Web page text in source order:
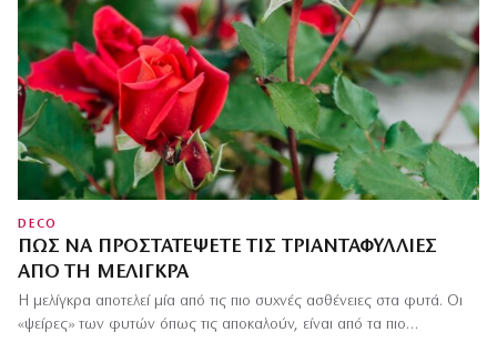
DECO
ΠΏΣ ΝΑ ΠΡΟΣΤΑΤΈΨΕΤΕ ΤΙΣ ΤΡΙΑΝΤΑΦΥΛΛΙΈΣ
ΑΠΌ ΤΗ ΜΕΛΊΓΚΡΑ
Η μελίγκρα αποτελεί μία από τις πιο συχνές ασθένειες στα φυτά. Οι
«ψείρες» των φυτών όπως τις αποκαλούν, είναι από τα πιο…